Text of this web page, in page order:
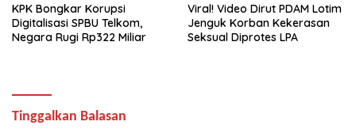
KPK Bongkar Korupsi
Digitalisasi SPBU Telkom,
Negara Rugi Rp322 Miliar
Viral! Video Dirut PDAM Lotim
Jenguk Korban Kekerasan
Seksual Diprotes LPA
Tinggalkan Balasan